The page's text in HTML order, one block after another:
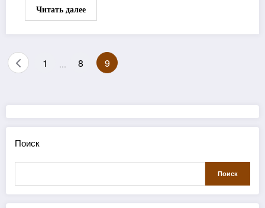
Читать далее
Пагинация
1 8 9
Поиск
Поиск